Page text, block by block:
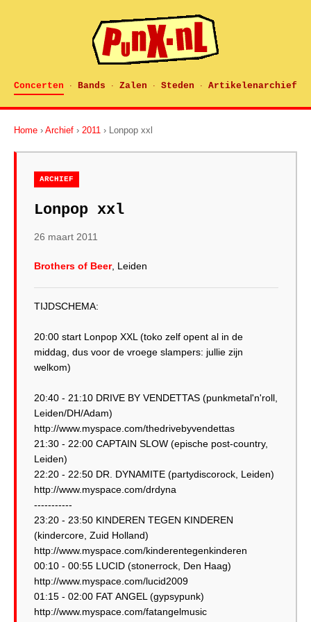
Concerten · Bands · Zalen · Steden · Artikelenarchief
Home › Archief › 2011 › Lonpop xxl
ARCHIEF
Lonpop xxl
26 maart 2011
Brothers of Beer, Leiden
TIJDSCHEMA:
20:00 start Lonpop XXL (toko zelf opent al in de
middag, dus voor de vroege slampers: jullie zijn
welkom)
20:40 - 21:10 DRIVE BY VENDETTAS (punkmetal'n'roll,
Leiden/DH/Adam)
http://www.myspace.com/thedrivebyvendettas
21:30 - 22:00 CAPTAIN SLOW (epische post-country,
Leiden)
22:20 - 22:50 DR. DYNAMITE (partydiscorock, Leiden)
http://www.myspace.com/drdyna
-----------
23:20 - 23:50 KINDEREN TEGEN KINDEREN
(kindercore, Zuid Holland)
http://www.myspace.com/kinderentegenkinderen
00:10 - 00:55 LUCID (stonerrock, Den Haag)
http://www.myspace.com/lucid2009
01:15 - 02:00 FAT ANGEL (gypsypunk)
http://www.myspace.com/fatangelmusic